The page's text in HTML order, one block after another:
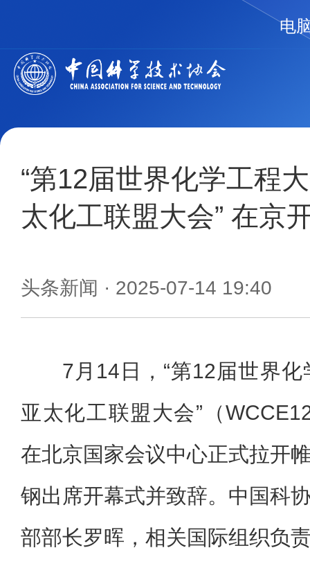
电
“第12届世界化学工程
太化工联盟大会” 在京
头条新闻 · 2025-07-14 19:40
7月14日，“第12届世界
亚太化工联盟大会”（
在北京国家会议中心正式拉开
钢出席开幕式并致辞。中国科
部部长罗晖，相关国际组织负